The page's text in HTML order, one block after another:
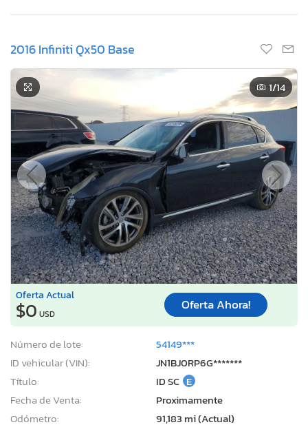
2016 Infiniti Qx50 Base
1/14
Oferta Actual
$0 USD
Oferta Ahora!
Número de lote:
54149***
ID vehicular (VIN):
JN1BJ0RP6G*******
Título:
ID SC E
Fecha de Venta:
Proximamente
Odómetro:
91,183 mi (Actual)